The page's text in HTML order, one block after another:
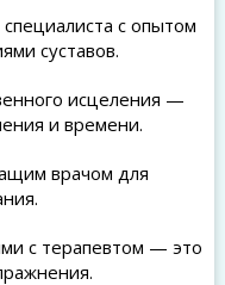
с опытом
суставов.
исцеления —
и времени.
врачом для
с терапевтом — это